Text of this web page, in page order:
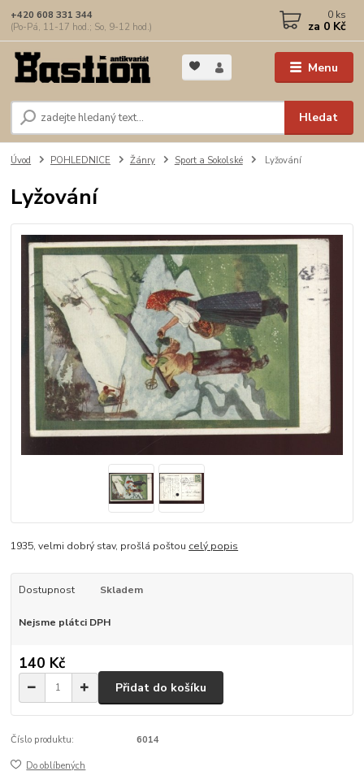
Menu
Hledat
+420 608 331 344
(Po-Pá, 11-17 hod.; So, 9-12 hod.)
0 ks
za 0 Kč
Úvod POHLEDNICE Žánry Sport a Sokolské Lyžování
Lyžování
1935, velmi dobrý stav, prošlá poštou celý popis
Dostupnost Skladem
Nejsme plátci DPH
140 Kč
Přidat do košíku
Číslo produktu: 6014
Do oblíbených